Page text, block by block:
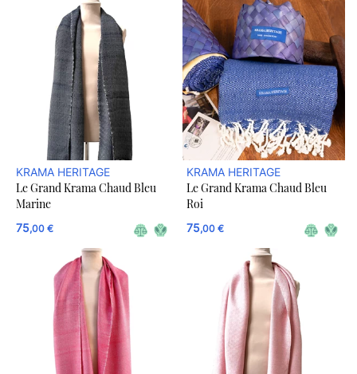
KRAMA HERITAGE
Le Grand Krama Chaud Bleu
Marine
75,00 €
KRAMA HERITAGE
Le Grand Krama Chaud Bleu
Roi
75,00 €